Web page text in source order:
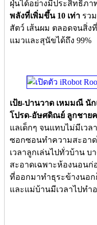
ฝุ่นได้อย่างมีประสิทธิภ
พลังที่เพิ่มขึ้น 10 เท่า รว
สัตว์ เส้นผม ตลอดจนสิ่ง
แมวและสุนัขได้ถึง 99%
เป้ย-ปานวาด เหมมณี นั
โปรด-อัษศดิณย์ ลูกชาย
แลเด็กๆ จนแทบไม่มีเว
ซอกซอนทำความสะอาด
เวลาลูกเล่นไปทั่วบ้าน บ
สะอาดเฉพาะห้องนอนก่
ที่ออกมาทำธุระข้างนอก
และแม่บ้านมีเวลาไปทำ